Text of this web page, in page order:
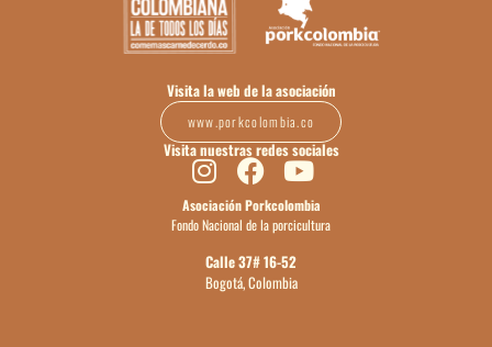
Visita la web de la asociación
www.porkcolombia.co
Visita nuestras redes sociales
Asociación Porkcolombia
Fondo Nacional de la porcicultura
Calle 37# 16-52
Bogotá, Colombia